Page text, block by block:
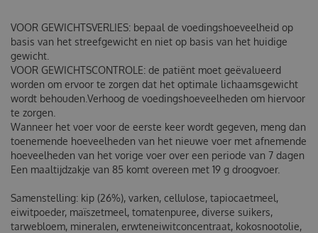
VOOR GEWICHTSVERLIES: bepaal de voedingshoeveelheid op
basis van het streefgewicht en niet op basis van het huidige
gewicht.
VOOR GEWICHTSCONTROLE: de patiënt moet geëvalueerd
worden om ervoor te zorgen dat het optimale lichaamsgewicht
wordt behouden.Verhoog de voedingshoeveelheden om hiervoor
te zorgen.
Wanneer het voer voor de eerste keer wordt gegeven, meng dan
toenemende hoeveelheden van het nieuwe voer met afnemende
hoeveelheden van het vorige voer over een periode van 7 dagen
Een maaltijdzakje van 85 komt overeen met 19 g droogvoer.
Samenstelling: kip (26%), varken, cellulose, tapiocaetmeel,
eiwitpoeder, maïszetmeel, tomatenpuree, diverse suikers,
tarwebloem, mineralen, erwteneiwitconcentraat, kokosnootolie,